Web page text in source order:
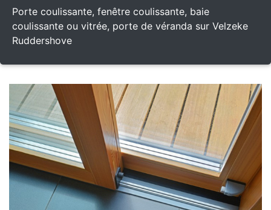
Porte coulissante, fenêtre coulissante, baie
coulissante ou vitrée, porte de véranda sur Velzeke
Ruddershove